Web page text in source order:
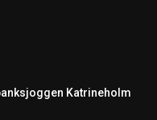
Katrineholm